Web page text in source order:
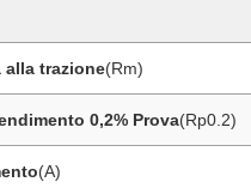
alla trazione(Rm)
0,2% Prova(Rp0.2)
(A)